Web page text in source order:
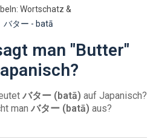
Wortschatz &
バター - batā
man "Butter"
バター (batā) auf Japanisch?
man バター (batā) aus?